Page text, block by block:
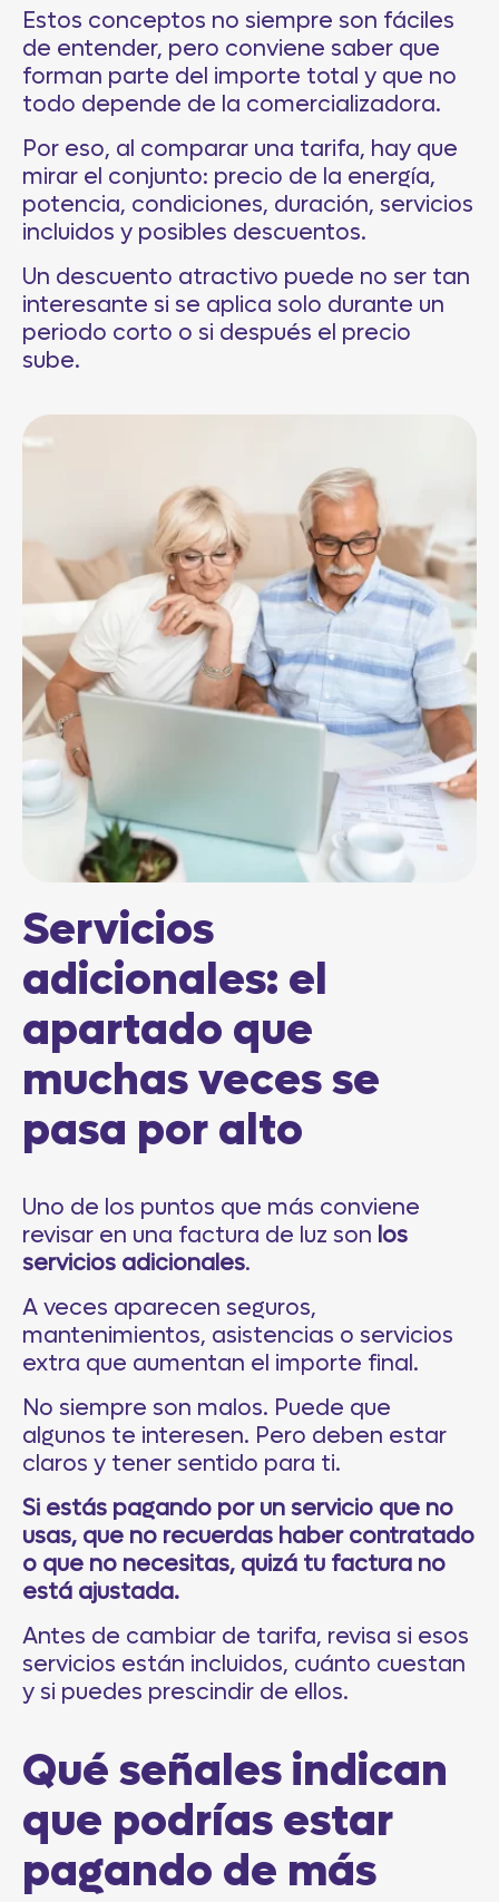
Estos conceptos no siempre son fáciles
de entender, pero conviene saber que
forman parte del importe total y que no
todo depende de la comercializadora.
Por eso, al comparar una tarifa, hay que
mirar el conjunto: precio de la energía,
potencia, condiciones, duración, servicios
incluidos y posibles descuentos.
Un descuento atractivo puede no ser tan
interesante si se aplica solo durante un
periodo corto o si después el precio
sube.
Servicios
adicionales: el
apartado que
muchas veces se
pasa por alto
Uno de los puntos que más conviene
revisar en una factura de luz son los
servicios adicionales.
A veces aparecen seguros,
mantenimientos, asistencias o servicios
extra que aumentan el importe final.
No siempre son malos. Puede que
algunos te interesen. Pero deben estar
claros y tener sentido para ti.
Si estás pagando por un servicio que no
usas, que no recuerdas haber contratado
o que no necesitas, quizá tu factura no
está ajustada.
Antes de cambiar de tarifa, revisa si esos
servicios están incluidos, cuánto cuestan
y si puedes prescindir de ellos.
Qué señales indican
que podrías estar
pagando de más